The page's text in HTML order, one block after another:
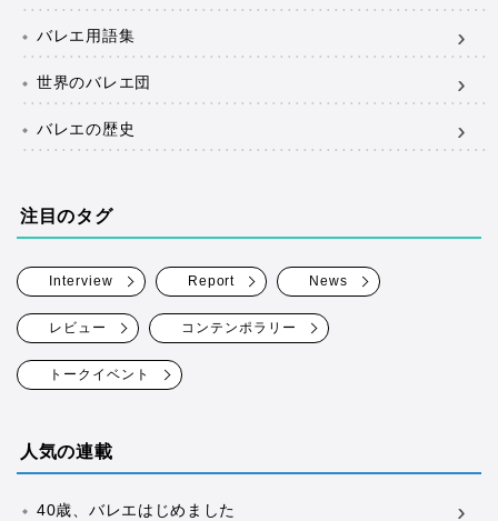
バレエ用語集
世界のバレエ団
バレエの歴史
注目のタグ
Interview Report News
レビュー コンテンポラリー
トークイベント
人気の連載
40歳、バレエはじめました